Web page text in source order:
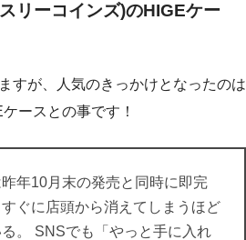
リーコインズ)のHIGEケー
すが、人気のきっかけとなったのは
ースとの事です！
昨年10月末の発売と同時に即完
ぐに店頭から消えてしまうほど
。 SNSでも「やっと手に入れ